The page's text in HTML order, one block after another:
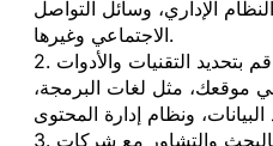
الإداري، وسائل التواصل
الاجتماعي وغيرها.
2. تحديد الاحتياجات التقنية: قم بتحديد التقنيات والأدوات
موقعك، مثل لغات البرمجة،
3. البحث والاستشارة: قم بالبحث والتشاور مع شركات